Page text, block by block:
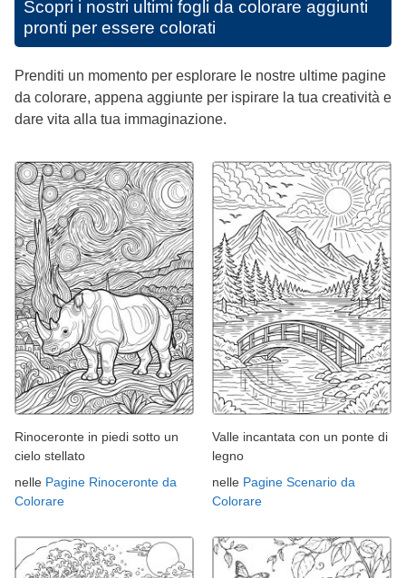
Scopri i nostri ultimi fogli da colorare aggiunti
pronti per essere colorati
Prenditi un momento per esplorare le nostre ultime pagine
da colorare, appena aggiunte per ispirare la tua creatività e
dare vita alla tua immaginazione.
Rinoceronte in piedi sotto un
cielo stellato
nelle Pagine Rinoceronte da
Colorare
Valle incantata con un ponte di
legno
nelle Pagine Scenario da
Colorare